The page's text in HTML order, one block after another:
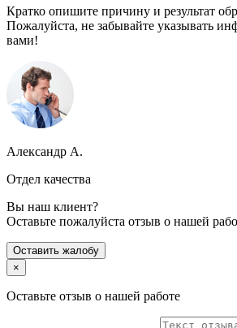
Кратко опишите причину и результат
Пожалуйста, не забывайте указывать
вами!
Александр А.
Отдел качества
Вы наш клиент?
Оставьте пожалуйста отзыв о нашей
Оставить жалобу
×
Оставьте отзыв о нашей работе